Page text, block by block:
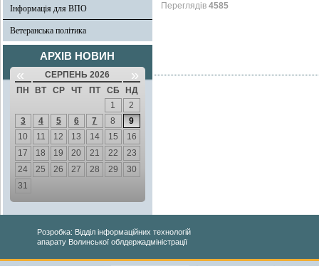
Інформація для ВПО
Ветеранська політика
АРХІВ НОВИН
« СЕРПЕНЬ 2026 »
ПН ВТ СР ЧТ ПТ СБ
НД
1
2
3
4 5 6 7 8
9
10
11 12 13 14 15
16
17
18 19 20 21 22
23
24
25 26 27 28 29
30
31
Переглядів 4585
Розробка: Відділ інформаційних технологій
апарату Волинської облдержадміністрації